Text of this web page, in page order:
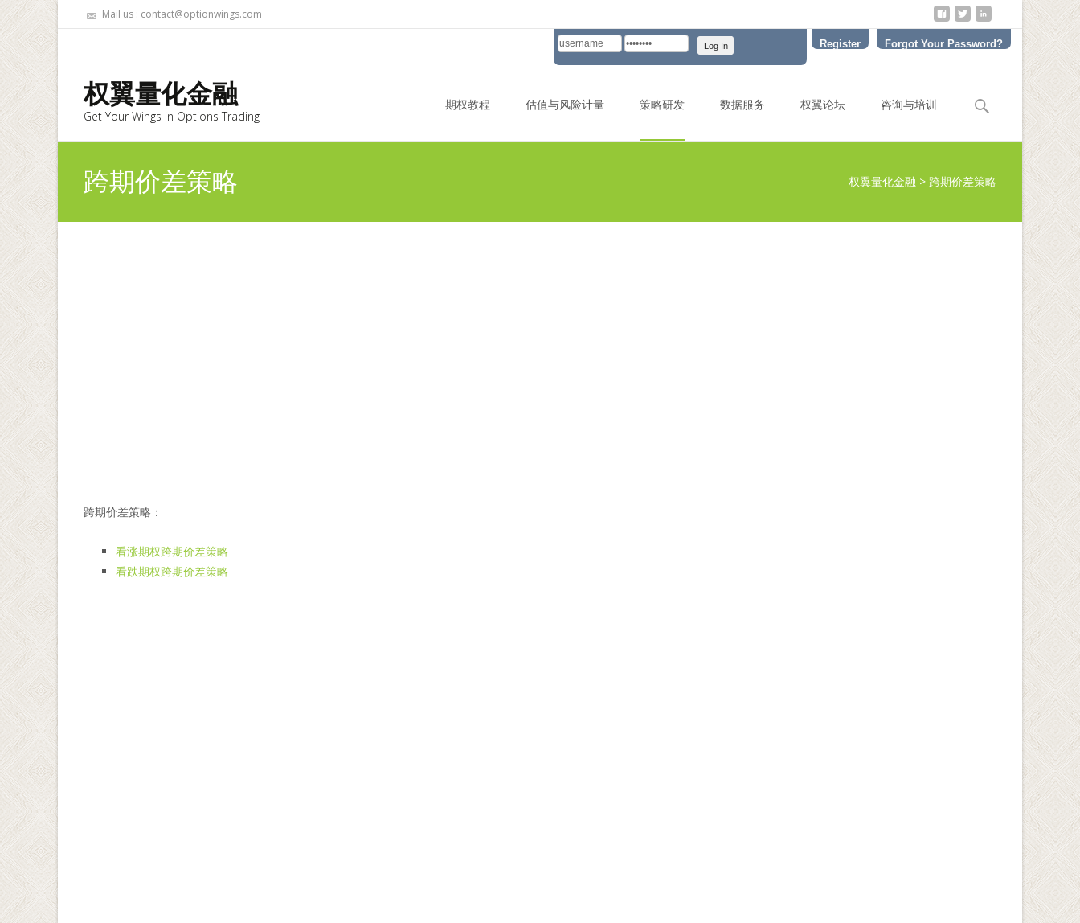
Mail us : contact@optionwings.com
Register Forgot Your Password?
权翼量化金融
Get Your Wings in Options Trading
期权教程
估值与风险计量 策略研发 数据服务 权翼论坛 咨询与培训
Search
跨期价差策略 权翼量化金融 > 跨期价差策略
跨期价差策略：
看涨期权跨期价差策略
看跌期权跨期价差策略